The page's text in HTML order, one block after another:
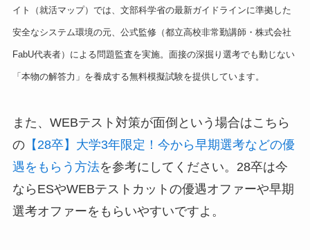
イト（就活マップ）では、文部科学省の最新ガイドラインに準拠した
安全なシステム環境の元、公式監修（都立高校非常勤講師・株式会社
FabU代表者）による問題監査を実施。面接の深掘り選考でも動じない
「本物の解答力」を養成する無料模擬試験を提供しています。
また、WEBテスト対策が面倒という場合はこちら
の【28卒】大学3年限定！今から早期選考などの優
遇をもらう方法を参考にしてください。28卒は今
ならESやWEBテストカットの優遇オファーや早期
選考オファーをもらいやすいですよ。